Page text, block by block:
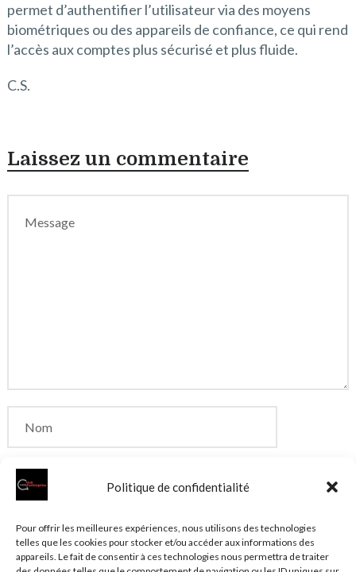
Politique de confidentialité
Pour offrir les meilleures expériences, nous utilisons des technologies
telles que les cookies pour stocker et/ou accéder aux informations des
appareils. Le fait de consentir à ces technologies nous permettra de traiter
permet d’authentifier l’utilisateur via des moyens
biométriques ou des appareils de confiance, ce qui rend
l’accès aux comptes plus sécurisé et plus fluide.
C.S.
Laissez un commentaire
Enregistrer mon nom, mon e-mail et mon site dans
le navigateur pour mon prochain commentaire.